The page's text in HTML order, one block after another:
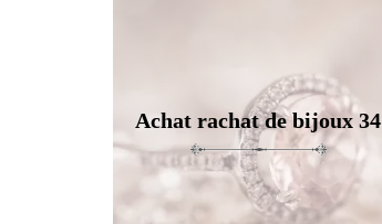
Achat rachat de bijoux 34